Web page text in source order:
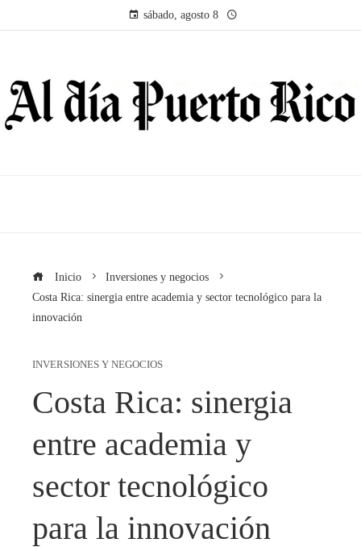
sábado, agosto 8
Inicio
Inversiones y negocios
Costa Rica: sinergia entre academia y sector tecnológico para la
innovación
INVERSIONES Y NEGOCIOS
Costa Rica: sinergia
entre academia y
sector tecnológico
para la innovación